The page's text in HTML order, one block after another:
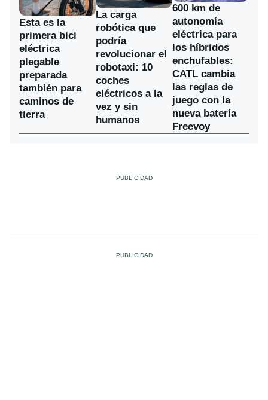
Esta es la
primera bici
eléctrica
plegable
preparada
también para
caminos de
tierra
La carga
robótica que
podría
revolucionar el
robotaxi: 10
coches
eléctricos a la
vez y sin
humanos
600 km de
autonomía
eléctrica para
los híbridos
enchufables:
CATL cambia
las reglas de
juego con la
nueva batería
Freevoy